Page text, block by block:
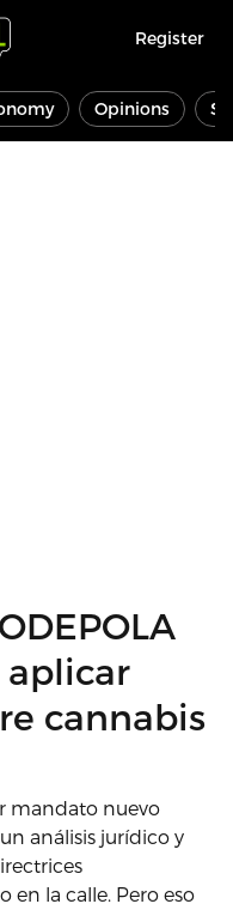
Register
Opinions
aplicar
cannabis
mandato nuevo
análisis jurídico y
en la calle. Pero eso